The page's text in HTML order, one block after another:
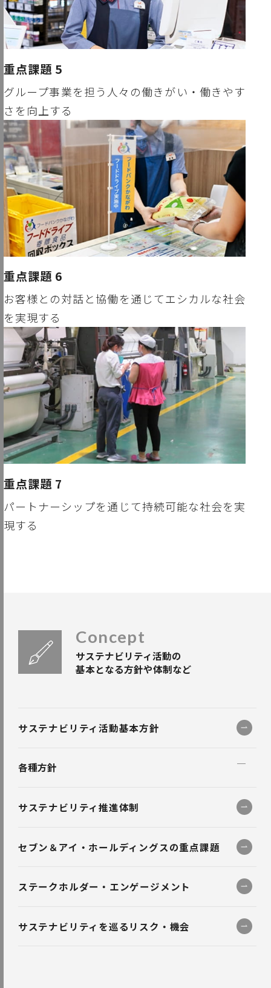
重点課題 5
グループ事業を担う人々の働きがい・働きやす
さを向上する
重点課題 6
お客様との対話と協働を通じてエシカルな社会
を実現する
重点課題 7
パートナーシップを通じて持続可能な社会を実
現する
Concept
サステナビリティ活動の
基本となる方針や体制など
サステナビリティ活動基本方針
各種方針
セブン＆アイ・ホールディングス企業行動指針
環境宣言『GREEN CHALLENGE 2050』
セブン＆アイ・ホールディングス人権方針
サステナビリティ推進体制
セブン＆アイ・ホールディングスの重点課題
ステークホルダー・エンゲージメント
サステナビリティを巡るリスク・機会